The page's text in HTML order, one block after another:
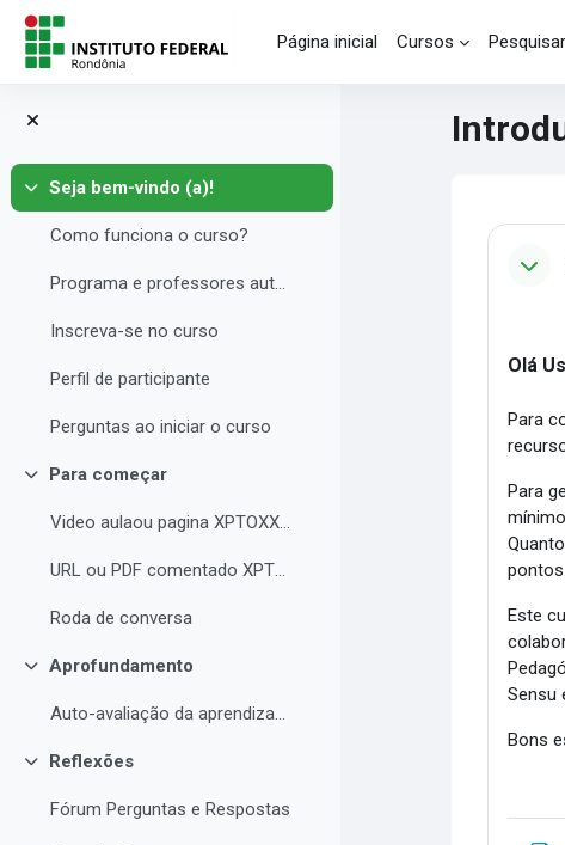
Ir para o conteúdo principal
Página inicial
Cursos Pesquisar
Contrair
Seja bem-vindo (a)!
Como funciona o curso?
Programa e professores autores
Inscreva-se no curso
Perfil de participante
Perguntas ao iniciar o curso
Contrair
Para começar
Video aulaou pagina XPTOXXXX
URL ou PDF comentado XPTOXXXXX
Roda de conversa
Contrair
Aprofundamento
Auto-avaliação da aprendizagem
Contrair
Reflexões
Fórum Perguntas e Respostas
Olá
Para
Para
pontos.
Este
Sensu
Bons